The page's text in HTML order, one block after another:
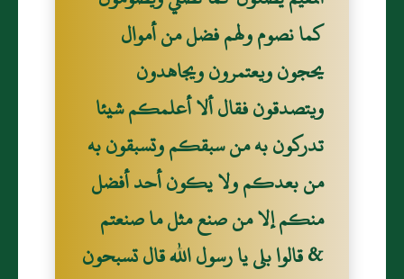
كما نصوم ولهم فضل من أموال
يحجون ويعتمرون ويجاهدون
ويتصدقون فقال ألا أعلمكم شيئا
تدركون به من سبقكم وتسبقون به
من بعدكم ولا يكون أحد أفضل
منكم إلا من صنع مثل ما صنعتم
& قالوا بلى يا رسول الله قال تسبحون